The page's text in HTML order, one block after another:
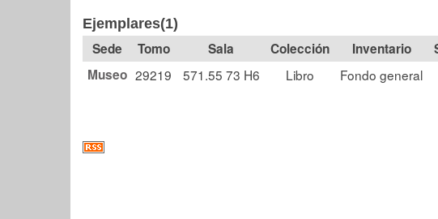
Ejemplares(1)
Tomo Sala Colección
Museo 29219 571.55 73 H6 Libro Fondo general